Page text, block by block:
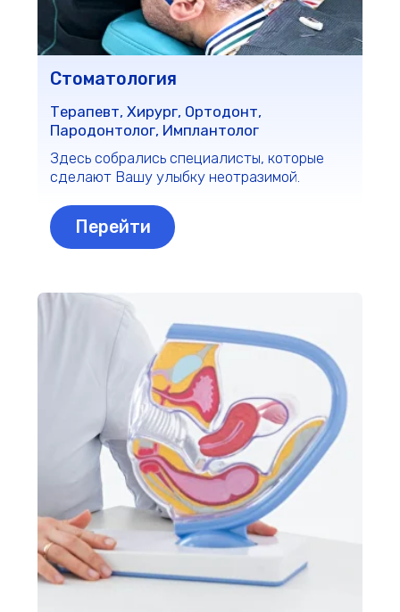
Ультразвуковое исследование выявляет
УЗИ
От консультации до ведения беременности
- все для женского здоровья
Акушер-гинеколог, Врач УЗД
Гинекология